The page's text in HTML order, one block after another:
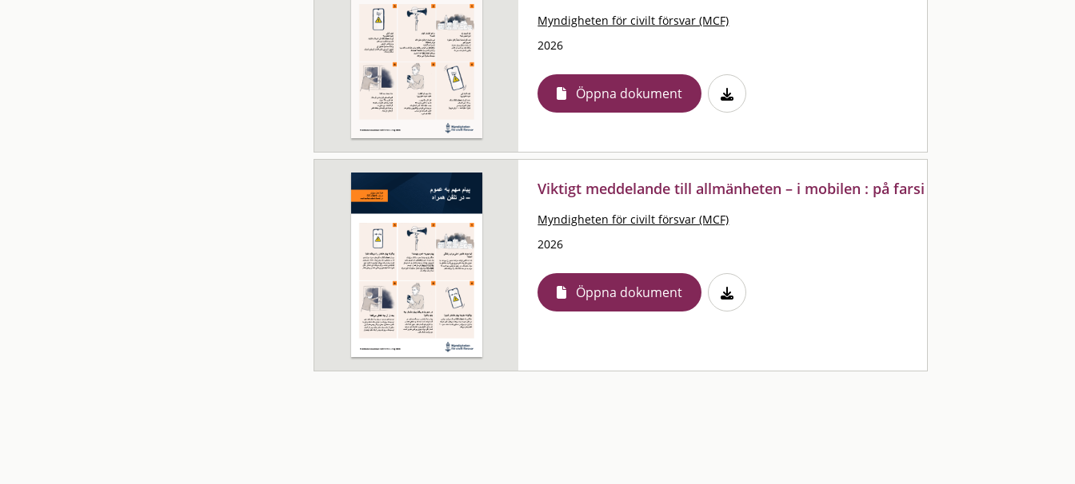
Myndigheten för civilt försvar (MCF)
2026
Öppna dokument
Viktigt meddelande till allmänheten – i mobilen : på farsi
Myndigheten för civilt försvar (MCF)
2026
Öppna dokument